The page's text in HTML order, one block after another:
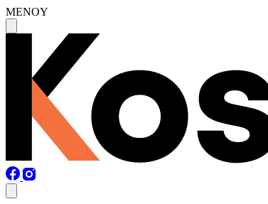
MENOY